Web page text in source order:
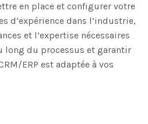
en place et configurer votre
d’expérience dans l’industrie,
et l’expertise nécessaires
long du processus et garantir
ERP est adaptée à vos